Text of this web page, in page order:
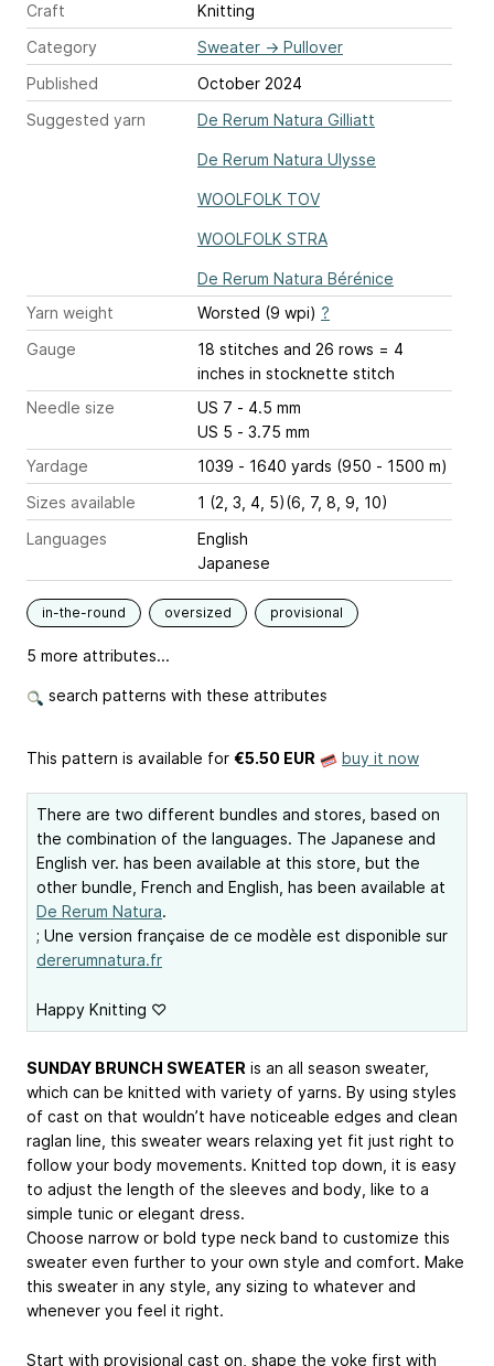
Craft
Knitting
Category
Sweater → Pullover
Published
October 2024
Suggested yarn
De Rerum Natura Gilliatt
De Rerum Natura Ulysse
WOOLFOLK TOV
WOOLFOLK STRA
De Rerum Natura Bérénice
Yarn weight
Worsted (9 wpi) ?
Gauge
18 stitches and 26 rows = 4
inches in stocknette stitch
Needle size
US 7 - 4.5 mm
US 5 - 3.75 mm
Yardage
1039 - 1640 yards (950 - 1500 m)
Sizes available
1 (2, 3, 4, 5)(6, 7, 8, 9, 10)
Languages
English
Japanese
in-the-round oversized provisional
5 more attributes...
search patterns with these attributes
This pattern is available for €5.50 EUR buy it now
There are two different bundles and stores, based on
the combination of the languages. The Japanese and
English ver. has been available at this store, but the
other bundle, French and English, has been available at
De Rerum Natura.
; Une version française de ce modèle est disponible sur
dererumnatura.fr
Happy Knitting ♡
SUNDAY BRUNCH SWEATER is an all season sweater,
which can be knitted with variety of yarns. By using styles
of cast on that wouldn’t have noticeable edges and clean
raglan line, this sweater wears relaxing yet fit just right to
follow your body movements. Knitted top down, it is easy
to adjust the length of the sleeves and body, like to a
simple tunic or elegant dress.
Choose narrow or bold type neck band to customize this
sweater even further to your own style and comfort. Make
this sweater in any style, any sizing to whatever and
whenever you feel it right.
Start with provisional cast on, shape the yoke first with